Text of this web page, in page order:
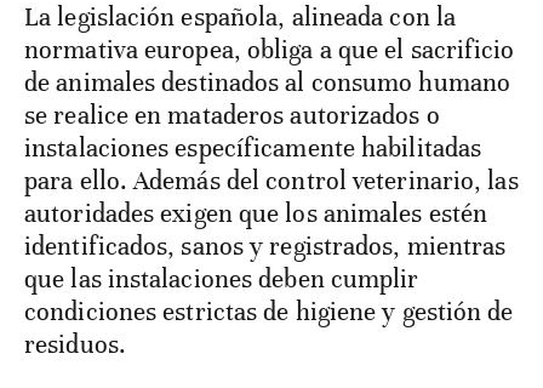
La legislación española, alineada con la
normativa europea, obliga a que el sacrificio
de animales destinados al consumo humano
se realice en mataderos autorizados o
instalaciones específicamente habilitadas
para ello. Además del control veterinario, las
autoridades exigen que los animales estén
identificados, sanos y registrados, mientras
que las instalaciones deben cumplir
condiciones estrictas de higiene y gestión de
residuos.